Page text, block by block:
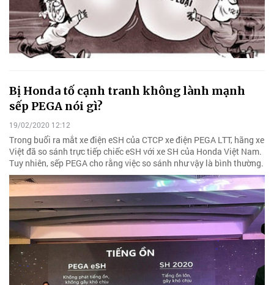
Bị Honda tố cạnh tranh không lành mạnh
sếp PEGA nói gì?
19/02/2020 12:12
Trong buổi ra mắt xe điện eSH của CTCP xe điện PEGA LTT, hãng xe
Việt đã so sánh trực tiếp chiếc eSH với xe SH của Honda Việt Nam.
Tuy nhiên, sếp PEGA cho rằng việc so sánh như vậy là bình thường.